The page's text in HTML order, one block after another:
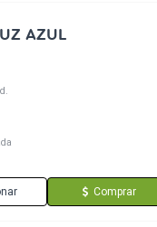
AZUL
Comprar